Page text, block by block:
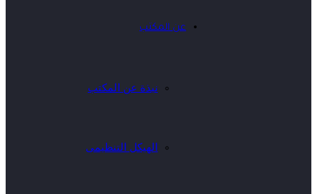
عن المكتب
نبذة عن المكتب
الهيكل التنظيمى